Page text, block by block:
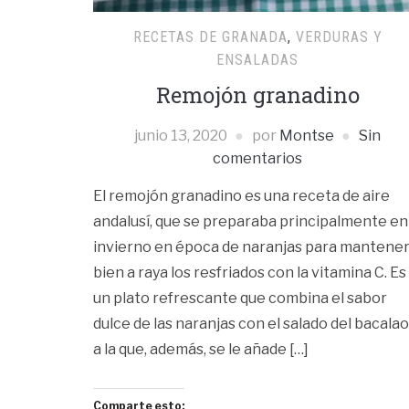
RECETAS DE GRANADA, VERDURAS Y
ENSALADAS
Remojón granadino
junio 13, 2020 por Montse
Sin
comentarios
El remojón granadino es una receta de aire
andalusí, que se preparaba principalmente en
invierno en época de naranjas para mantener
bien a raya los resfriados con la vitamina C. Es
un plato refrescante que combina el sabor
dulce de las naranjas con el salado del
a la que, además, se le añade […]
Comparte esto: